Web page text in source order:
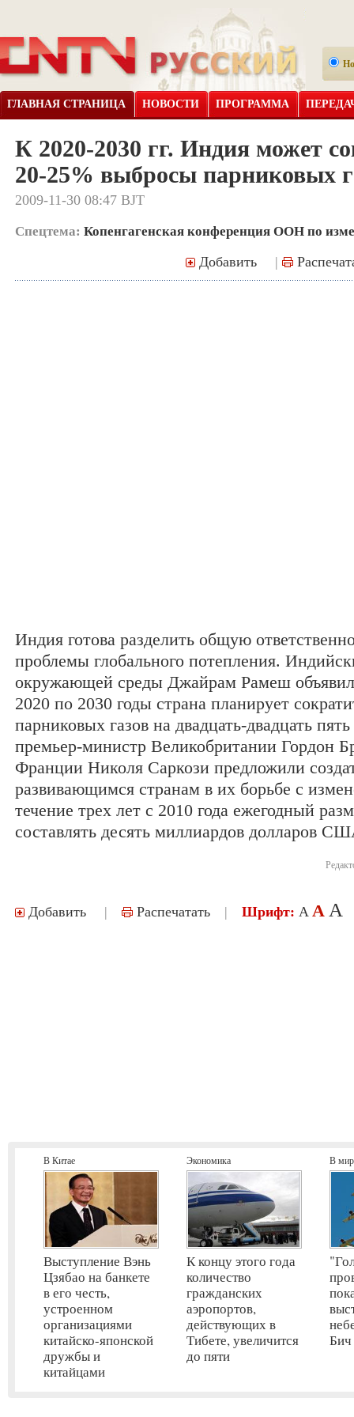
ГЛАВНАЯ СТРАНИЦА НОВОСТИ ПРОГРАММА
К 2020-2030 гг. Индия может
20-25% выбросы парниковых
2009-11-30 08:47 BJT
Спецтема: Копенгагенская конференция ООН по
Добавить |
Индия готова разделить общую
проблемы глобального потепления.
окружающей среды Джайрам Рамеш
2020 по 2030 годы страна планирует
парниковых газов на двадцать-двадцать
премьер-министр Великобритании Гордон
Франции Николя Саркози предложили
развивающимся странам в их борьбе с
течение трех лет с 2010 года ежегодный
составлять десять миллиардов долларов
Добавить | Распечатать | Шрифт: A A A
В Китае
Выступление Вэнь
Цзябао на банкете
в его честь,
устроенном
организациями
китайско-японской
дружбы и
китайцами
Экономика
К концу этого года
количество
гражданских
аэропортов,
действующих в
Тибете, увеличится
до пяти
В
Бич